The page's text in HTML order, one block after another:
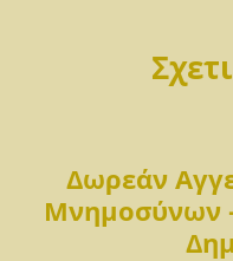
Δωρεάν
Μνημοσύνων